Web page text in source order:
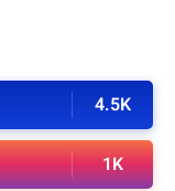
4.5K
1K